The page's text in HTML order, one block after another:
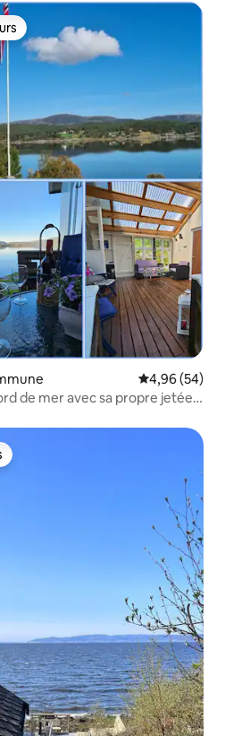
les plus appréciés
Évaluation
4,96 (54)
de mer avec sa propre jetée